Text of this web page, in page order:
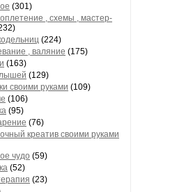
(301)
, схемы , мастер-
(224)
, валяние (175)
(163)
(129)
своими руками (109)
(106)
(95)
(76)
креатив своими руками
чудо (59)
(52)
(23)